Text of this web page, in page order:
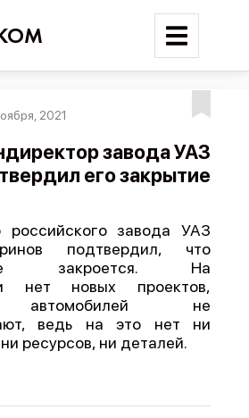
Поиск
Карта событий
конфликты
Отчеты
публикацию
2021
завода УАЗ
его закрытие
российского завода УАЗ
подтвердил, что
закроется. На
нет новых проектов,
автомобилей не
ведь на это нет ни
ресурсов, ни деталей.